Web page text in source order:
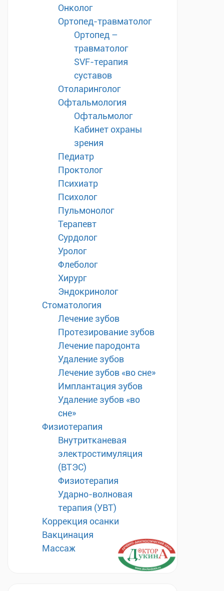
Онколог
Ортопед-травматолог
Ортопед –
травматолог
SVF-терапия
суставов
Отоларинголог
Офтальмология
Офтальмолог
Кабинет охраны
зрения
Педиатр
Проктолог
Психиатр
Психолог
Пульмонолог
Терапевт
Сурдолог
Уролог
Флеболог
Хирург
Эндокринолог
Стоматология
Лечение зубов
Протезирование зубов
Лечение пародонта
Удаление зубов
Лечение зубов «во сне»
Имплантация зубов
Удаление зубов «во
сне»
Физиотерапия
Внутритканевая
электростимуляция
(ВТЭС)
Физиотерапия
Ударно-волновая
терапия (УВТ)
Коррекция осанки
Вакцинация
Массаж